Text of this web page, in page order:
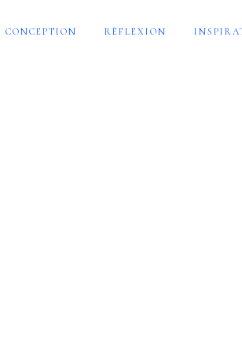
CONCEPTION RÉFLEXION